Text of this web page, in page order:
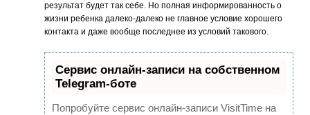
результат будет так себе. Но полная информированность о
жизни ребенка далеко-далеко не главное условие хорошего
контакта и даже вообще последнее из условий такового.
Сервис онлайн-записи на собственном
Telegram-боте
Попробуйте сервис онлайн-записи VisitTime на